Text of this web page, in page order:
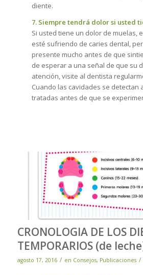
diente.
7. Siempre tendrá dolor si usted
Si usted tiene un dolor de muelas,
esté sufriendo de caries dental,
presente mucho antes de que
de esperar a una señal de que su
atención, visite al dentista
Cuando las cavidades se detectan
tratadas antes de que se
CRONOLOGIA DE LOS
TEMPORARIOS (de
agosto 17, 2016 / en Consejos, Publicaciones /